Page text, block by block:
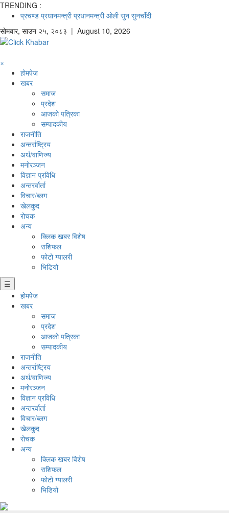
TRENDING :
प्रचण्ड प्रधानमन्त्री प्रधानमन्त्री ओली सुन सुनचाँदी
सोमबार, साउन २५, २०८३ | August 10, 2026
×
होमपेज
खबर
समाज
प्रदेश
आजको पत्रिका
सम्पादकीय
राजनीति
अन्तर्राष्ट्रिय
अर्थ/वाणिज्य
मनाेरञ्जन
विज्ञान प्रविधि
अन्तरर्वार्ता
विचार/ब्लग
खेलकुद
रोचक
अन्य
क्लिक खबर विशेष
राशिफल
फोटो ग्यालरी
भिडियो
☰
होमपेज
खबर
समाज
प्रदेश
आजको पत्रिका
सम्पादकीय
राजनीति
अन्तर्राष्ट्रिय
अर्थ/वाणिज्य
मनाेरञ्जन
विज्ञान प्रविधि
अन्तरर्वार्ता
विचार/ब्लग
खेलकुद
रोचक
अन्य
क्लिक खबर विशेष
राशिफल
फोटो ग्यालरी
भिडियो